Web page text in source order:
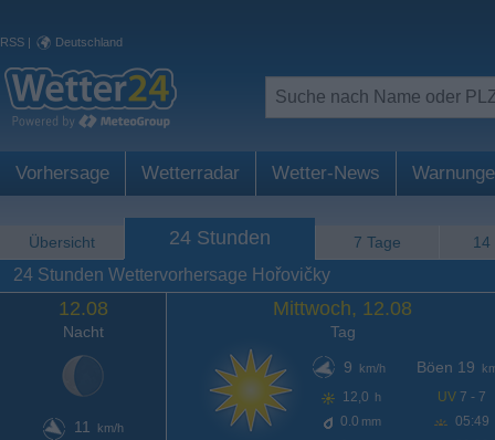
RSS | Deutschland
Vorhersage Wetterradar Wetter-News
Übersicht 24 Stunden 7 Tage 14
24 Stunden Wettervorhersage Hořovičky
12.08
Nacht
11 km/h
Mittwoch, 12.08
Tag
9
km/h
12,0 h
0.0 mm
Böen 19
UV 7 - 7
05:49